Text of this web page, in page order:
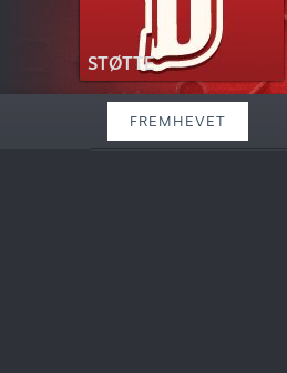
STØTTE
FREMHEVET